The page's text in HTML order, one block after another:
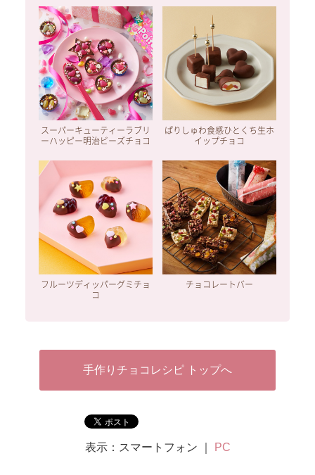
スーパーキューティーラブリ
ーハッピー明治ビーズチョコ
ぱりしゅわ食感ひとくち生ホ
イップチョコ
フルーツディッパーグミチョ
コ
チョコレートバー
手作りチョコレシピ トップへ
表示：スマートフォン ｜ PC